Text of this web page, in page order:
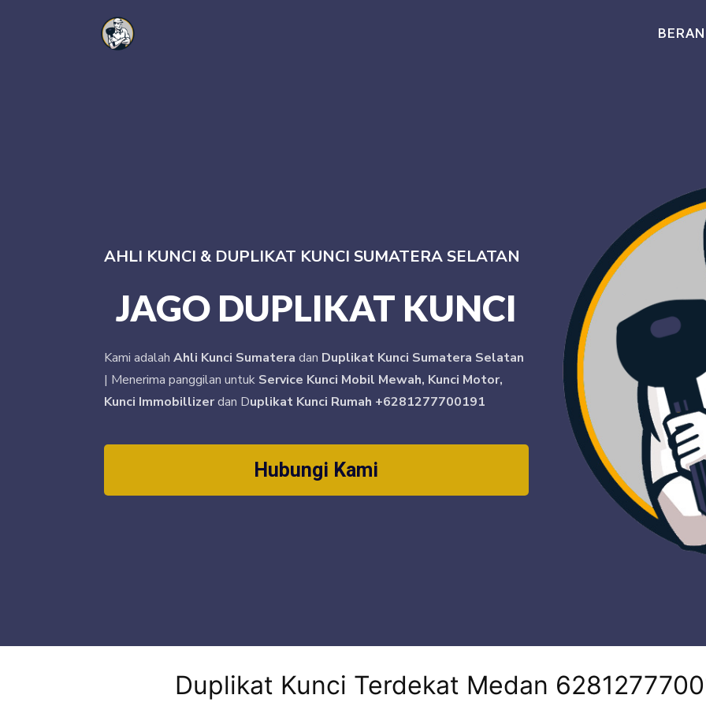
AHLI KUNCI & DUPLIKAT KUNCI SUMATERA SELATAN
JAGO DUPLIKAT KUNCI
Kami adalah Ahli Kunci Sumatera dan Duplikat Kunci Sumatera Selatan
| Menerima panggilan untuk Service Kunci Mobil Mewah, Kunci Motor,
Kunci Immobillizerdan Duplikat Kunci Rumah +6281277700191
Hubungi Kami
Duplikat Kunci Terdekat Medan